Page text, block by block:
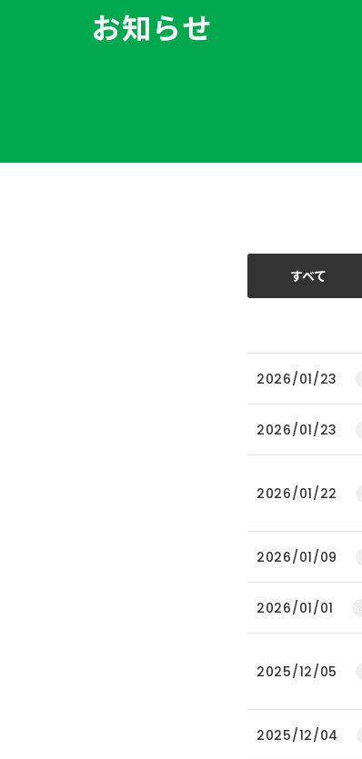
お知らせ
すべて
2026/01/23
2026/01/23
2026/01/22
2026/01/09
2026/01/01
2025/12/05
2025/12/04